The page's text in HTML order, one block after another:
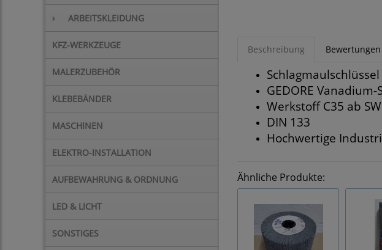
› ARBEITSKLEIDUNG
KFZ-WERKZEUGE
MALERZUBEHÖR
KLEBEBÄNDER
MASCHINEN
ELEKTRO-INSTALLATION
AUFBEWAHRUNG & ORDNUNG
LED & LICHT
SONSTIGES
Beschreibung Bewertungen
GEDORE
Werkstoff C35 ab
DIN 133
Hochwertige
Ähnliche Produkte: